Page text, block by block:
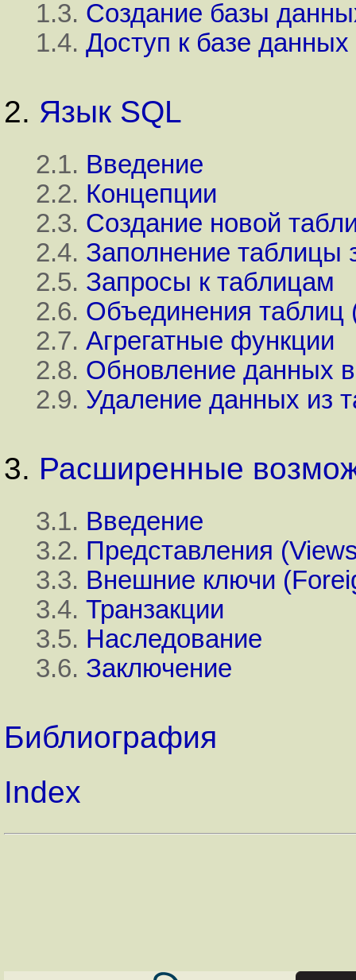
1.3. Создание базы
1.4. Доступ к базе данных
2. Язык SQL
2.1. Введение
2.2. Концепции
2.3. Создание новой
2.4. Заполнение таблицы
2.5. Запросы к таблицам
2.6. Объединения таблиц
2.7. Агрегатные функции
2.8. Обновление данных
2.9. Удаление данных из
3. Расширенные
3.1. Введение
3.2. Представления
3.3. Внешние ключи
3.4. Транзакции
3.5. Наследование
3.6. Заключение
Библиография
Index